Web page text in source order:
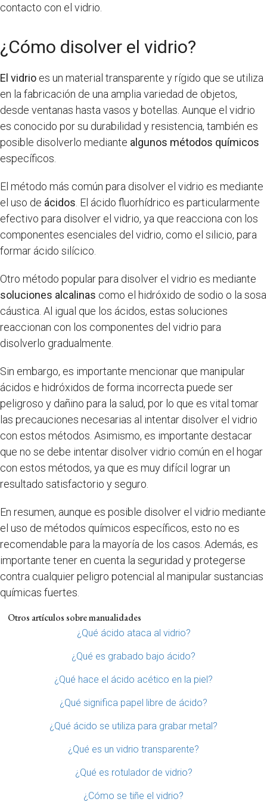
contacto con el vidrio.
¿Cómo disolver el vidrio?
El vidrio es un material transparente y rígido que se utiliza
en la fabricación de una amplia variedad de objetos,
desde ventanas hasta vasos y botellas. Aunque el vidrio
es conocido por su durabilidad y resistencia, también es
posible disolverlo mediante algunos métodos químicos
específicos.
El método más común para disolver el vidrio es mediante
el uso de ácidos . El ácido fluorhídrico es particularmente
efectivo para disolver el vidrio, ya que reacciona con los
componentes esenciales del vidrio, como el silicio, para
formar ácido silícico.
Otro método popular para disolver el vidrio es mediante
soluciones alcalinas como el hidróxido de sodio o la sosa
cáustica. Al igual que los ácidos, estas soluciones
reaccionan con los componentes del vidrio para
disolverlo gradualmente.
Sin embargo, es importante mencionar que manipular
ácidos e hidróxidos de forma incorrecta puede ser
peligroso y dañino para la salud, por lo que es vital tomar
las precauciones necesarias al intentar disolver el vidrio
con estos métodos. Asimismo, es importante destacar
que no se debe intentar disolver vidrio común en el hogar
con estos métodos, ya que es muy difícil lograr un
resultado satisfactorio y seguro.
En resumen, aunque es posible disolver el vidrio mediante
el uso de métodos químicos específicos, esto no es
recomendable para la mayoría de los casos. Además, es
importante tener en cuenta la seguridad y protegerse
contra cualquier peligro potencial al manipular sustancias
químicas fuertes.
Otros artículos sobre manualidades
¿Qué ácido ataca al vidrio?
¿Qué es grabado bajo ácido?
¿Qué hace el ácido acético en la piel?
¿Qué significa papel libre de ácido?
¿Qué ácido se utiliza para grabar metal?
¿Qué es un vidrio transparente?
¿Qué es rotulador de vidrio?
¿Cómo se tiñe el vidrio?